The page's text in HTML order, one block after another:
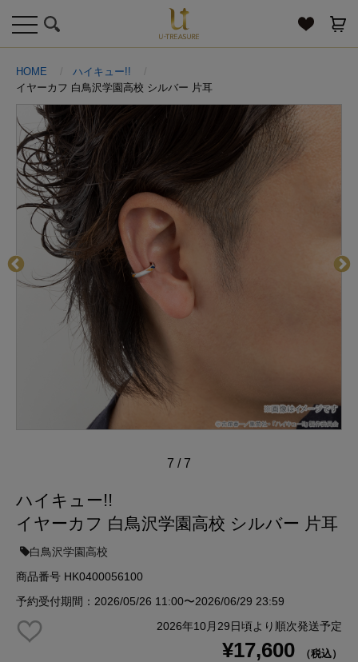
toggle
navigation
HOME
ハイキュー!!
イヤーカフ 白鳥沢学園高校 シルバー 片耳
7 / 7
ハイキュー!!
イヤーカフ 白鳥沢学園高校 シルバー 片耳
白鳥沢学園高校
商品番号 HK0400056100
予約受付期間：2026/05/26 11:00〜2026/06/29 23:59
2026年10月29日頃より順次発送予定
¥17,600 （税込）